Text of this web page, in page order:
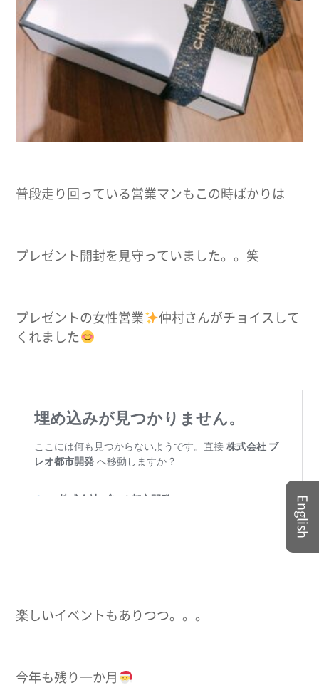
普段走り回っている営業マンもこの時ばかりは
プレゼント開封を見守っていました。。笑
プレゼントの女性営業
仲村さんがチョイスして
くれました
楽しいイベントもありつつ。。。
今年も残り一か月
English